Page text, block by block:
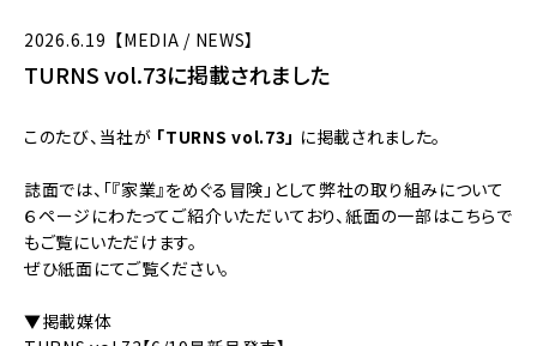
2026.6.19 【MEDIA / NEWS】
TURNS vol.73に掲載されました
このたび、当社が 「TURNS vol.73」 に掲載されました。
誌面では、「『家業』をめぐる冒険」として弊社の取り組みについて
６ページにわたってご紹介いただいており、紙面の一部はこちらで
もご覧にいただけます。
ぜひ紙面にてご覧ください。
▼掲載媒体